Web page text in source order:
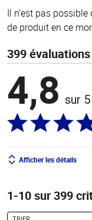
Il n’est pas
de produit en ce
399 évaluations
4,8 sur
Afficher les détails
1-10 sur 399